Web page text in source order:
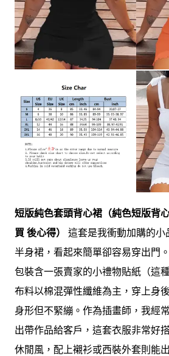
短版純色套頭背心裙（純色短版背
買 後心得）
這套是我衝動加購的
半身裙，看起來簡單卻容易穿出門
包裝含一張賣家的小禮物貼紙（這
布料以棉混彈性纖維為主，穿上身
身形但不緊繃。作為插畫師，我經
出帶作品給客戶，這套衣服非常好
休閒風，配上襯衫或西裝外套則能